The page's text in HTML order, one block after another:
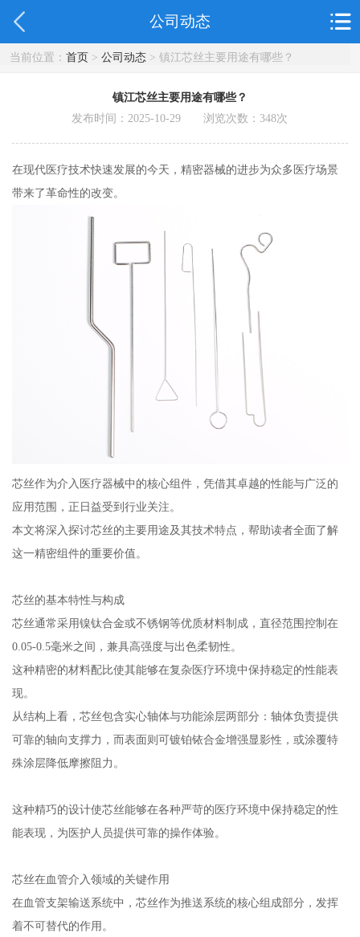
公司动态
当前位置： 首页> 公司动态> 镇江芯丝主要用途有哪些？
镇江芯丝主要用途有哪些？
发布时间：2025-10-29 浏览次数：348次
在现代医疗技术快速发展的今天，精密器械的进步为众多医疗场景
带来了革命性的改变。
芯丝作为介入医疗器械中的核心组件，凭借其卓越的性能与广泛的
应用范围，正日益受到行业关注。
本文将深入探讨芯丝的主要用途及其技术特点，帮助读者全面了解
这一精密组件的重要价值。
芯丝的基本特性与构成
芯丝通常采用镍钛合金或不锈钢等优质材料制成，直径范围控制在
0.05-0.5毫米之间，兼具高强度与出色柔韧性。
这种精密的材料配比使其能够在复杂医疗环境中保持稳定的性能表
现。
从结构上看，芯丝包含实心轴体与功能涂层两部分：轴体负责提供
可靠的轴向支撑力，而表面则可镀铂铱合金增强显影性，或涂覆特
殊涂层降低摩擦阻力。
这种精巧的设计使芯丝能够在各种严苛的医疗环境中保持稳定的性
能表现，为医护人员提供可靠的操作体验。
芯丝在血管介入领域的关键作用
在血管支架输送系统中，芯丝作为推送系统的核心组成部分，发挥
着不可替代的作用。